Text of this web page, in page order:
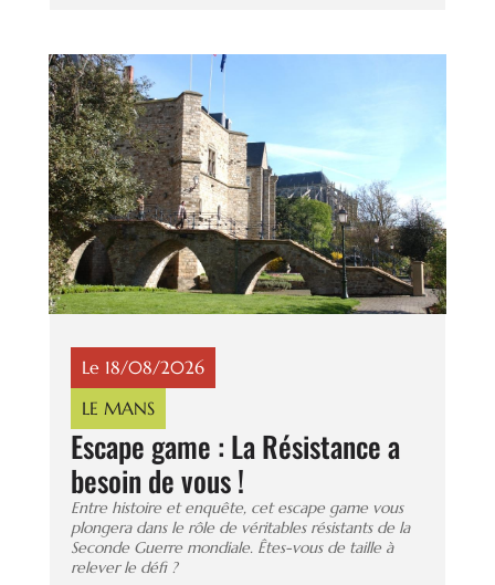
Le 18/08/2026
LE MANS
Escape game : La Résistance a
besoin de vous !
Entre histoire et enquête, cet escape game vous
plongera dans le rôle de véritables résistants de la
Seconde Guerre mondiale. Êtes-vous de taille à
relever le défi ?